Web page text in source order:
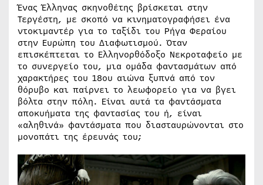
Ένας Έλληνας σκηνοθέτης βρίσκεται στην
Τεργέστη, με σκοπό να κινηματογραφήσει ένα
ντοκιμαντέρ για το ταξίδι του Ρήγα Φεραίου
στην Ευρώπη του Διαφωτισμού. Όταν
επισκέπτεται το Ελληνορθόδοξο Νεκροταφείο με
το συνεργείο του, μια ομάδα φαντασμάτων από
χαρακτήρες του 18ου αιώνα ξυπνά από τον
θόρυβο και παίρνει το λεωφορείο για να βγει
βόλτα στην πόλη. Είναι αυτά τα φαντάσματα
αποκυήματα της φαντασίας του ή, είναι
«αληθινά» φαντάσματα που διασταυρώνονται στο
μονοπάτι της έρευνάς του;